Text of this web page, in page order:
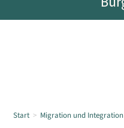
Start > Migration und Integration